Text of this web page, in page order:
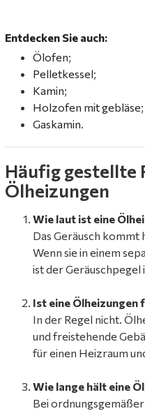
Entdecken Sie auch:
Ölofen;
Pelletkessel;
Kamin;
Holzofen mit gebläse;
Gaskamin.
Häufig gestellte
Ölheizungen
Wie laut ist eine
Das Geräusch kommt
Wenn sie in einem
ist der
Ist eine Ölheizungen
In der Regel nicht.
und freistehende
für einen Heizraum
Wie lange hält eine
Bei